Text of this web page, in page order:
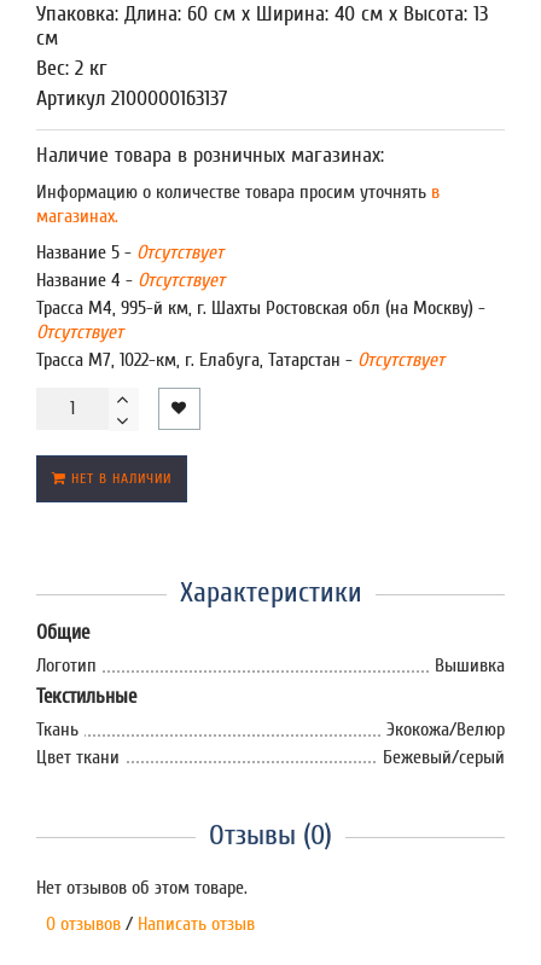
Упаковка: Длина: 60 см x Ширина: 40 см x Высота: 13
см
Вес: 2 кг
Артикул 2100000163137
Наличие товара в розничных магазинах:
Информацию о количестве товара просим уточнять в
магазинах.
Название 5 - Отсутствует
Название 4 - Отсутствует
Трасса М4, 995-й км, г. Шахты Ростовская обл (на Москву) -
Отсутствует
Трасса М7, 1022-км, г. Елабуга, Татарстан - Отсутствует
НЕТ В НАЛИЧИИ
Характеристики
Общие
Логотип Вышивка
Текстильные
Ткань
Экокожа/Велюр
Цвет ткани
Бежевый/серый
Отзывы (0)
Нет отзывов об этом товаре.
0 отзывов / Написать отзыв